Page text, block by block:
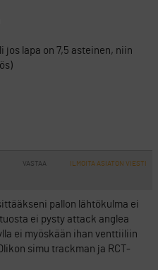
jos lapa on 7,5 asteinen, niin
VASTAA ILMOITA ASIATON VIESTI
pallon lähtökulma ei
ei pysty attack anglea
ei myöskään ihan venttiiliin
simu trackman ja RCT-